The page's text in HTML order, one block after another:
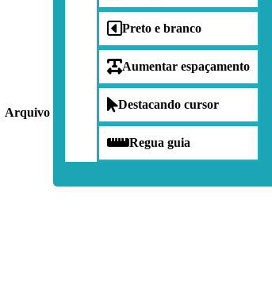
Preto e branco
Aumentar espaçamento
Destacando cursor
Regua guia
Arquivo Publicações Situação